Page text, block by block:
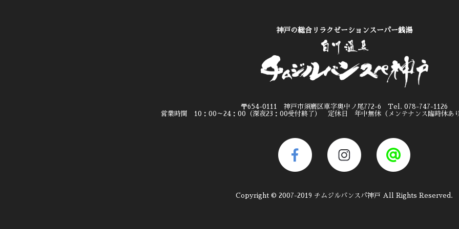
神戸の総合リラクゼーションスーパー銭湯
〒654-0111 神戸市須磨区車字奥中ノ尾772-6 Tel. 078-747-1126
営業時間 10：00～24：00（深夜23：00受付終了） 定休日 年中無休（メンテナンス臨時休あり
Copyright © 2007-2019 チムジルバンスパ神戸 All Rights Reserved.